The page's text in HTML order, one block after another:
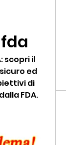
scopri il
ed
di
FDA.